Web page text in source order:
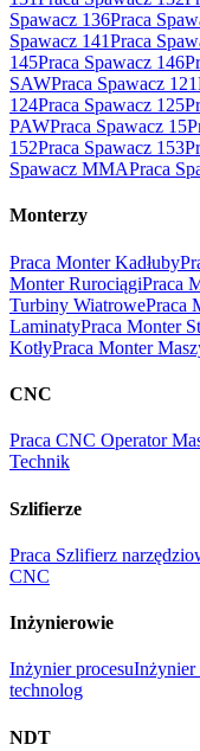
Spawacz 136Praca
Spawacz 141Praca
145Praca Spawacz 146
SAWPraca Spawacz 121
124Praca Spawacz 125
PAWPraca Spawacz 15
152Praca Spawacz 153
Spawacz MMAPraca
Monterzy
Praca Monter Kadłuby
Monter RurociągiPraca
Turbiny WiatrowePraca
LaminatyPraca Monter
KotłyPraca Monter
CNC
Praca CNC Operator
Technik
Szlifierze
Praca Szlifierz
CNC
Inżynierowie
Inżynier procesuInżynier
technolog
NDT